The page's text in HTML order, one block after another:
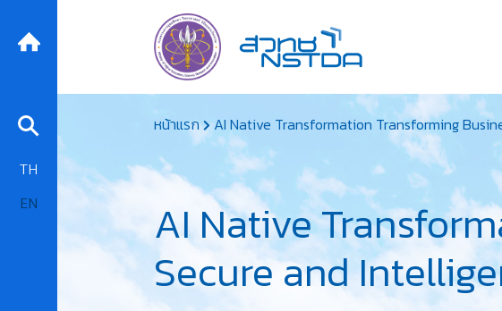
to
content
หน้าแรก AI Native Transformation Transforming
AI Native
Secure and
TH
EN